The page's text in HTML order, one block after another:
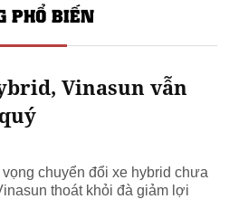
PHỔ BIẾN
Vinasun vẫn
vọng chuyển đổi xe hybrid chưa
thoát khỏi đà giảm lợi